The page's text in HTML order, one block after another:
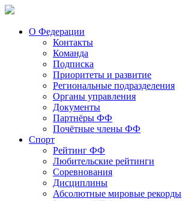
О Федерации
Контакты
Команда
Подписка
Приоритеты и развитие
Региональные подразделения
Органы управления
Документы
Партнёры ФФ
Почётные члены ФФ
Спорт
Рейтинг ФФ
Любительские рейтинги
Соревнования
Дисциплины
Абсолютные мировые рекорды